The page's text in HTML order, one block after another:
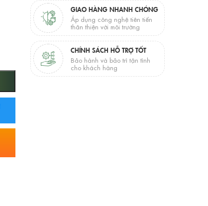
GIAO HÀNG NHANH CHÓNG
Áp dụng công nghệ tiên tiến
thân thiện với môi trường
CHÍNH SÁCH HỖ TRỢ TỐT
Bảo hành và bảo trì tận tình
cho khách hàng